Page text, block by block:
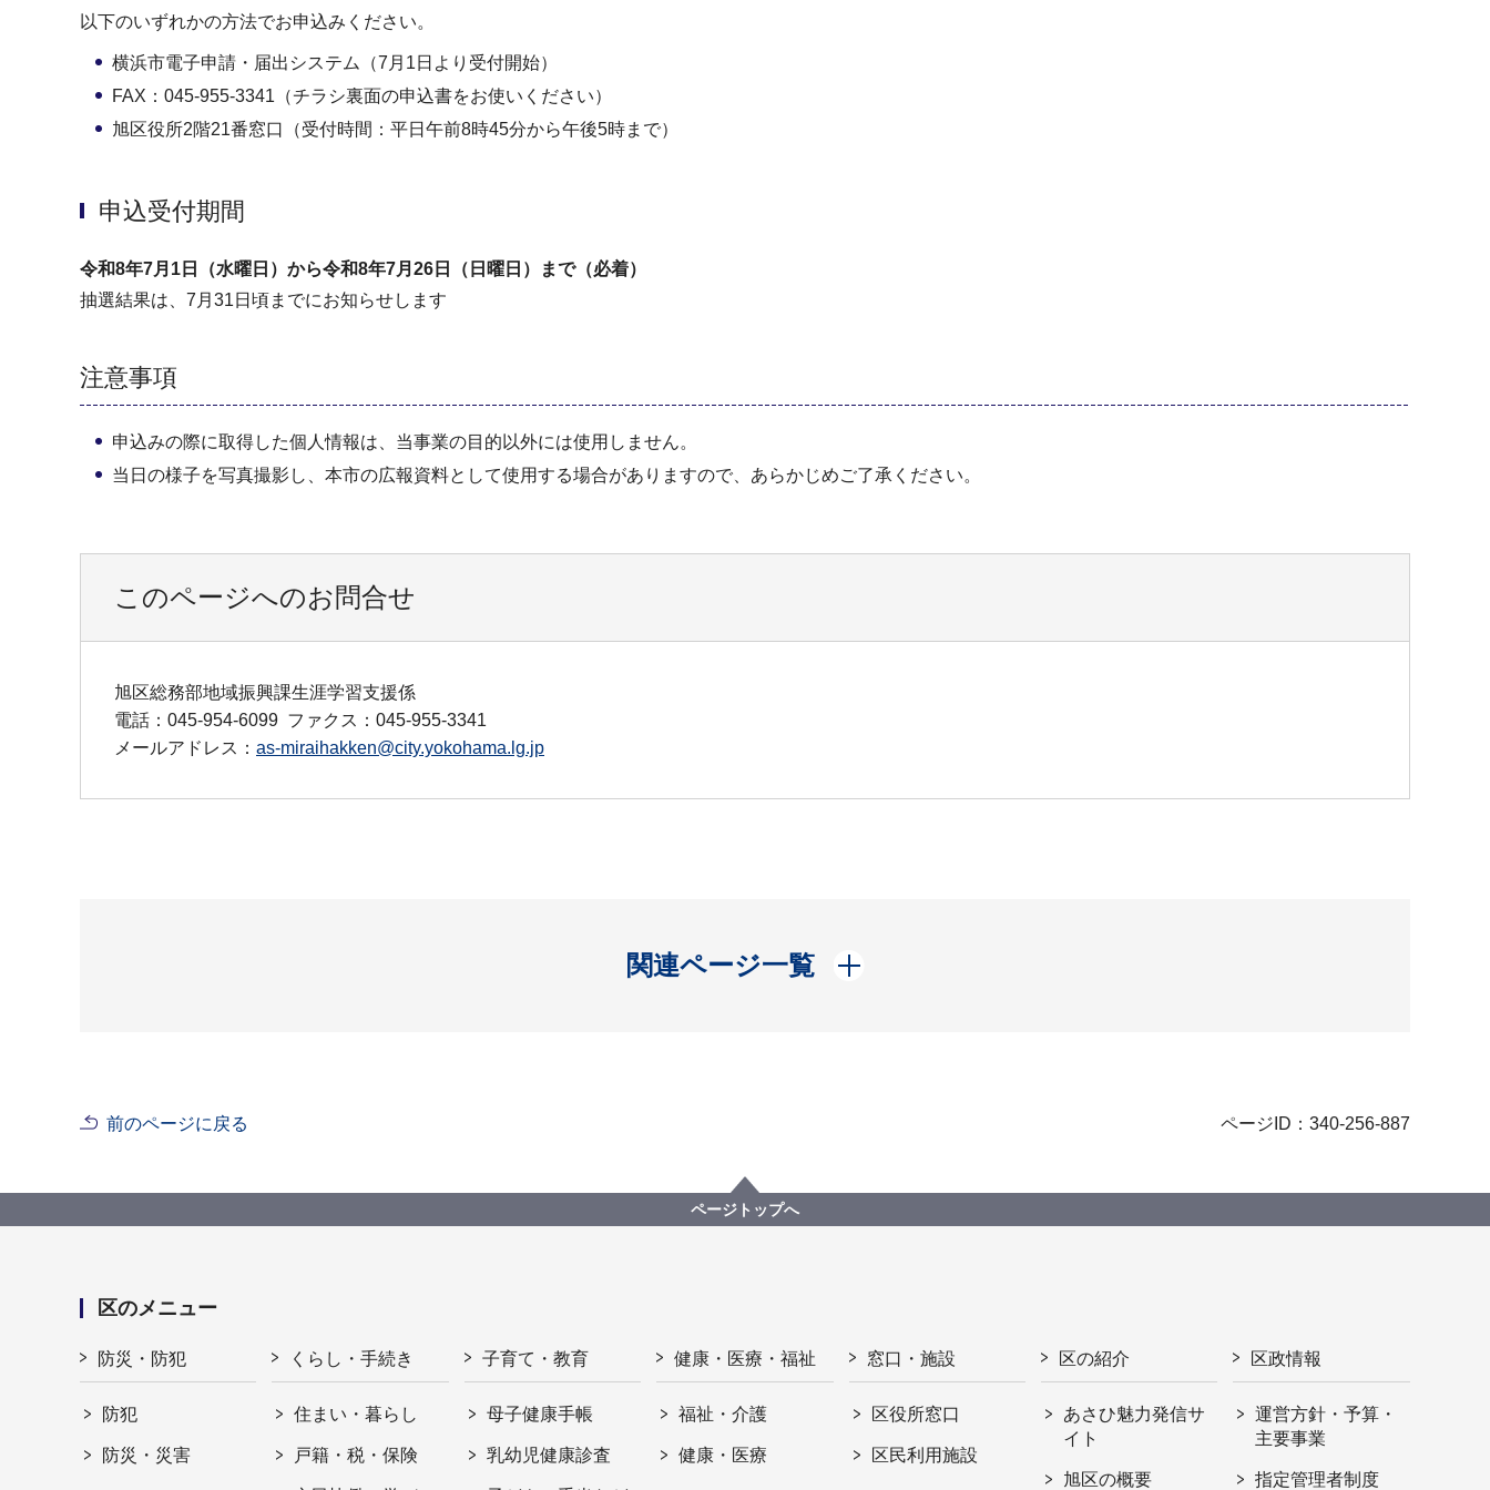
以下のいずれかの方法でお申込みください。
横浜市電子申請・届出システム（7月1日より受付開始）
FAX：045-955-3341（チラシ裏面の申込書をお使いください）
旭区役所2階21番窓口（受付時間：平日午前8時45分から午後5時まで）
申込受付期間
令和8年7月1日（水曜日）から令和8年7月26日（日曜日）まで（必着）
抽選結果は、7月31日頃までにお知らせします
注意事項
申込みの際に取得した個人情報は、当事業の目的以外には使用しません。
当日の様子を写真撮影し、本市の広報資料として使用する場合がありますので、あらかじめご了承ください。
このページへのお問合せ
旭区総務部地域振興課生涯学習支援係
電話：045-954-6099 ファクス：045-955-3341
メールアドレス： as-miraihakken@city.yokohama.lg.jp
関連ページ一覧
開く
前のページに戻る ページID：340-256-887
ページトップへ
区のメニュー
防災・防犯
防犯
防災・災害
くらし・手続き
住まい・暮らし
戸籍・税・保険
子育て・教育
母子健康手帳
乳幼児健康診査
健康・医療・福祉
福祉・介護
健康・医療
窓口・施設
区役所窓口
区民利用施設
区の紹介
あさひ魅力発信サ
イト
旭区の概要
区政情報
運営方針・予算・
主要事業
指定管理者制度